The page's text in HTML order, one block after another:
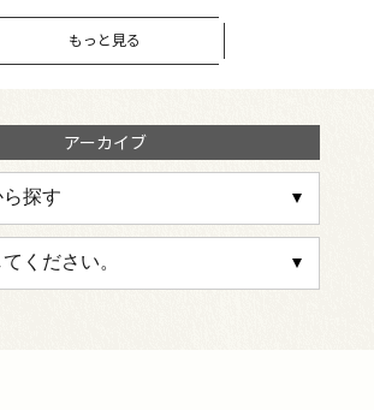
もっと見る
アーカイブ